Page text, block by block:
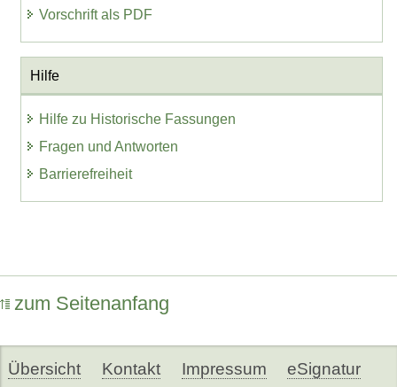
Vorschrift als PDF
Hilfe
Hilfe zu Historische Fassungen
Fragen und Antworten
Barrierefreiheit
zum Seitenanfang
Übersicht Kontakt Impressum eSignatur